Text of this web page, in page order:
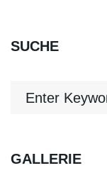
SUCHE
GALLERIE